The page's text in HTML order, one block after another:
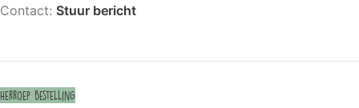
Contact: Stuur bericht
Herroep bestelling